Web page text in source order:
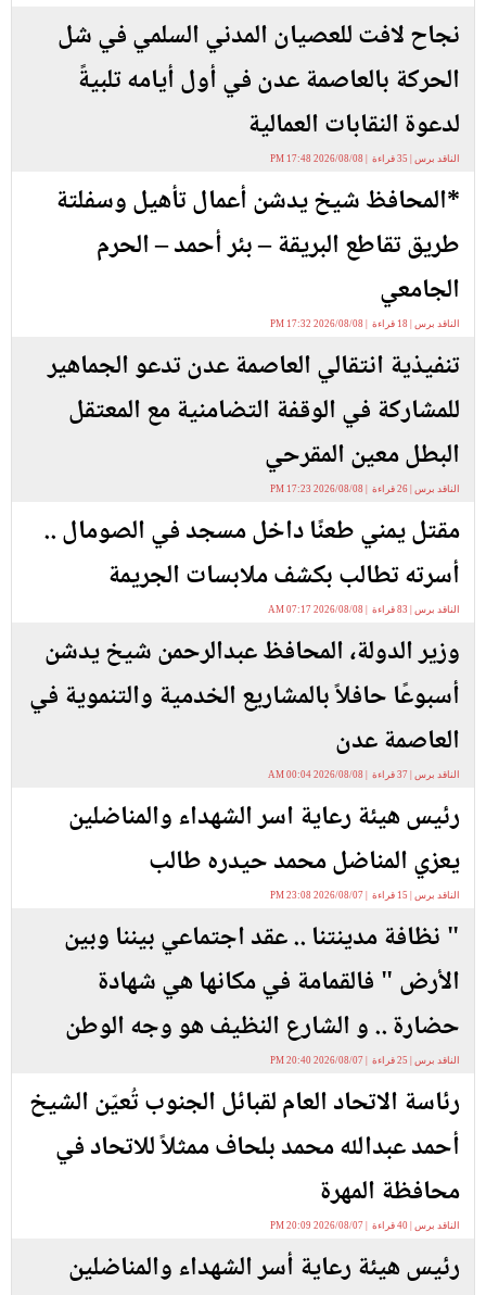
نجاح لافت للعصيان المدني السلمي في شل
الحركة بالعاصمة عدن في أول أيامه تلبيةً
لدعوة النقابات العمالية
الناقد برس | 35 قراءة | 2026/08/08 17:48 PM
*المحافظ شيخ يدشن أعمال تأهيل وسفلتة
طريق تقاطع البريقة – بئر أحمد – الحرم
الجامعي
الناقد برس | 18 قراءة | 2026/08/08 17:32 PM
تنفيذية انتقالي العاصمة عدن تدعو الجماهير
للمشاركة في الوقفة التضامنية مع المعتقل
البطل معين المقرحي
الناقد برس | 26 قراءة | 2026/08/08 17:23 PM
مقتل يمني طعنًا داخل مسجد في الصومال ..
أسرته تطالب بكشف ملابسات الجريمة
الناقد برس | 83 قراءة | 2026/08/08 07:17 AM
وزير الدولة، المحافظ عبدالرحمن شيخ يدشن
أسبوعًا حافلاً بالمشاريع الخدمية والتنموية في
العاصمة عدن
الناقد برس | 37 قراءة | 2026/08/08 00:04 AM
رئيس هيئة رعاية اسر الشهداء والمناضلين
يعزي المناضل محمد حيدره طالب
الناقد برس | 15 قراءة | 2026/08/07 23:08 PM
" نظافة مدينتنا .. عقد اجتماعي بيننا وبين
الأرض " فالقمامة في مكانها هي شهادة
حضارة .. و الشارع النظيف هو وجه الوطن
الناقد برس | 25 قراءة | 2026/08/07 20:40 PM
رئاسة الاتحاد العام لقبائل الجنوب تُعيّن الشيخ
أحمد عبدالله محمد بلحاف ممثلاً للاتحاد في
محافظة المهرة
الناقد برس | 40 قراءة | 2026/08/07 20:09 PM
رئيس هيئة رعاية أسر الشهداء والمناضلين